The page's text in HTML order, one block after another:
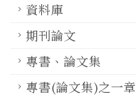
資料庫
期刊論文
專書、論文集
專書(論文集)之一章